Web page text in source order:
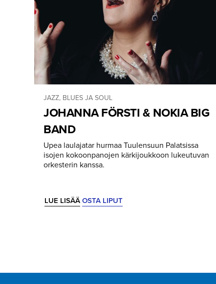
JAZZ, BLUES JA SOUL
JOHANNA FÖRSTI & NOKIA BIG
BAND
Upea laulajatar hurmaa Tuulensuun Palatsissa
isojen kokoonpanojen kärkijoukkoon lukeutuvan
orkesterin kanssa.
LUE LISÄÄOSTA LIPUT